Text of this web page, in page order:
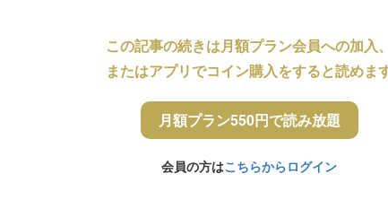
この記事の続きは月額プラン会員への加入、
またはアプリでコイン購入をすると読めま
月額プラン550円で読み放題
会員の方はこちらからログイン